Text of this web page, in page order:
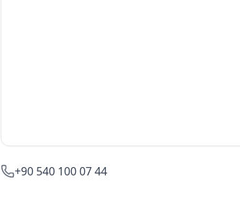
+90 540 100 07 44